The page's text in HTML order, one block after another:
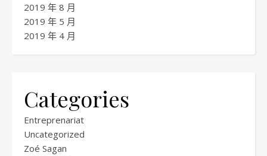
2019 年 8 月
2019 年 5 月
2019 年 4 月
Categories
Entreprenariat
Uncategorized
Zoé Sagan